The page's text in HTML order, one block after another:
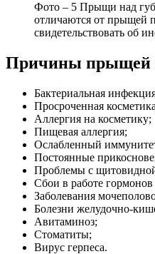
Фото – 5 Прыщи над
отличаются от прыщей
свидетельствовать об
Причины прыщей
Бактериальная
Просроченная
Аллергия на косметику;
Пищевая аллергия;
Ослабленный
Постоянные
Проблемы с
Сбои в работе
Заболевания
Болезни желудочно-
Авитаминоз;
Стоматиты;
Вирус герпеса.